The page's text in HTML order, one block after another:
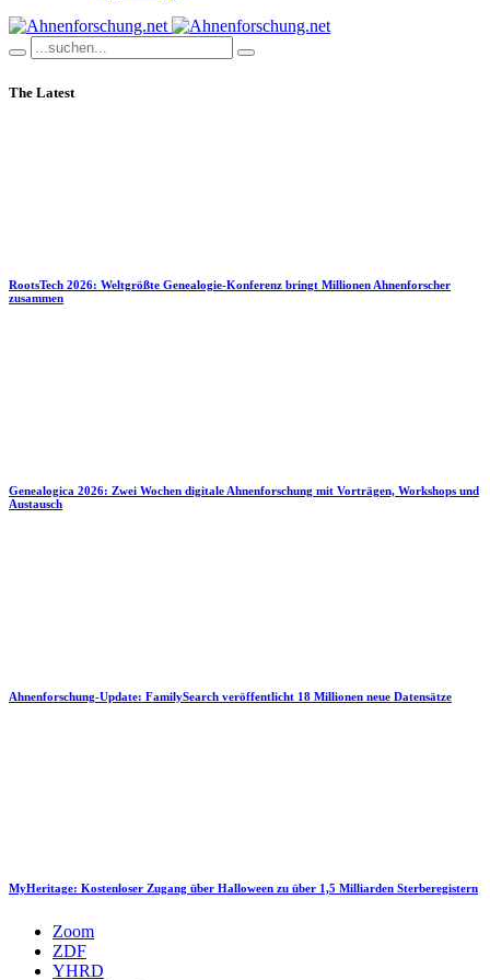
The Latest
RootsTech 2026: Weltgrößte Genealogie-Konferenz bringt Millionen Ahnenforscher
zusammen
Genealogica 2026: Zwei Wochen digitale Ahnenforschung mit Vorträgen, Workshops und
Austausch
Ahnenforschung-Update: FamilySearch veröffentlicht 18 Millionen neue Datensätze
MyHeritage: Kostenloser Zugang über Halloween zu über 1,5 Milliarden Sterberegistern
Zoom
ZDF
YHRD